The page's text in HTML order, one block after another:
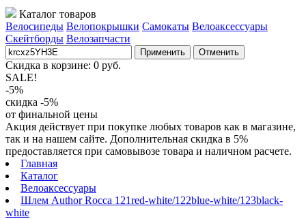
Каталог товаров
Велосипеды Велопокрышки Самокаты Велоаксессуары
Скейтборды Велозапчасти
Применить Отменить
Скидка в корзине: 0 руб.
SALE!
-5%
скидка -5%
от финальной цены
Акция действует при покупке любых товаров как в магазине,
так и на нашем сайте. Дополнительная скидка в 5%
предоставляется при самовывозе товара и наличном расчете.
Главная
Каталог
Велоаксессуары
Шлем Author Rocca 121red-white/122blue-white/123black-
white